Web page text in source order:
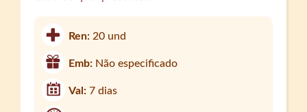
Ren:20 und
Emb: Não especificado
Val:7 dias